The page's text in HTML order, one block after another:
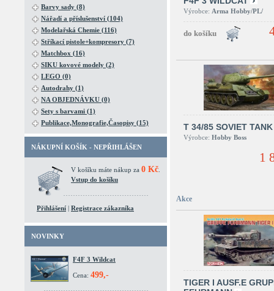
Barvy sady (8)
Nářadí a příslušenství (104)
Modelařská Chemie (116)
Stříkací pistole+kompresory (7)
Matchbox (16)
SIKU kovové modely (2)
LEGO (0)
Autodrahy (1)
NA OBJEDNÁVKU (0)
Sety s barvami (1)
Publikace,Monografie,Časopisy (15)
NÁKUPNÍ KOŠÍK - NEPŘIHLÁŠEN
V košíku máte nákup za 0 Kč
Vstup do košíku
Přihlášení | Registrace zákazníka
NOVINKY
F4F 3 Wildcat
Cena: 499,-
Výrobce: Arma Hobby/PL/
T 34/85 SOVIET TANK
Výrobce: Hobby Boss
1
Akce
TIGER I AUSF.E